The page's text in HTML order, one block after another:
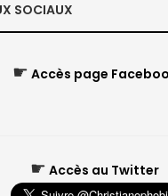
SOCIAUX
☛ Accès page
☛ Accès au Twitter